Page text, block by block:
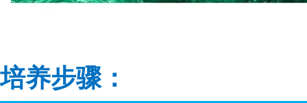
培养步骤：